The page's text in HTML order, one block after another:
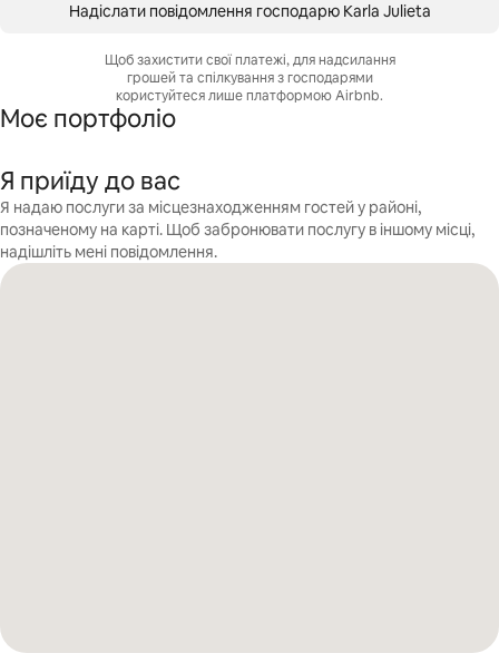
Надіслати повідомлення господарю Karla Julieta
Щоб захистити свої платежі, для надсилання
грошей та спілкування з господарями
користуйтеся лише платформою Airbnb.
Моє портфоліо
Я приїду до вас
Я надаю послуги за місцезнаходженням гостей у районі,
позначеному на карті. Щоб забронювати послугу в іншому місці,
надішліть мені повідомлення.